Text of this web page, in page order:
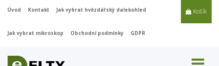
Košík
Úvod Kontakt Jak vybrat hvězdářský dalekohled
Jak vybrat mikroskop Obchodní podmínky GDPR